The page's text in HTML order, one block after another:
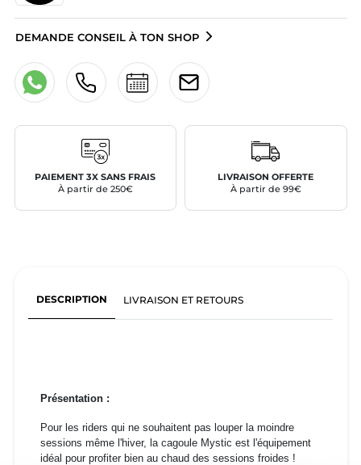
DEMANDE CONSEIL À TON SHOP
PAIEMENT 3X SANS FRAIS
À partir de 250€
LIVRAISON OFFERTE
À partir de 99€
DESCRIPTION LIVRAISON ET RETOURS
Présentation :
Pour les riders qui ne souhaitent pas louper la moindre
sessions même l'hiver, la cagoule Mystic est l'équipement
idéal pour profiter bien au chaud des sessions froides !